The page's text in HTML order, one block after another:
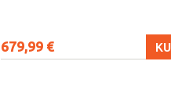
679,99 €